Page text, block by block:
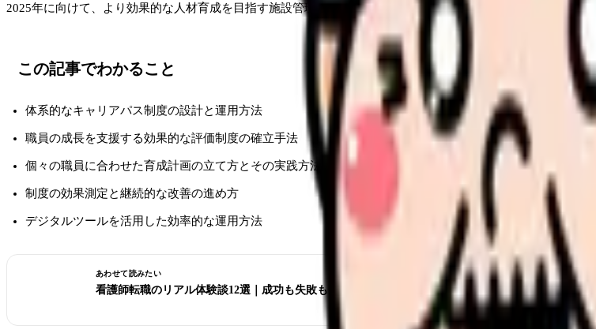
2025年に向けて、より効果的な人材育成を目指す施設管理者の方必見の内容です。
この記事でわかること
体系的なキャリアパス制度の設計と運用方法
職員の成長を支援する効果的な評価制度の確立手法
個々の職員に合わせた育成計画の立て方とその実践方法
制度の効果測定と継続的な改善の進め方
デジタルツールを活用した効率的な運用方法
あわせて読みたい
看護師転職のリアル体験談12選｜成功も失敗も全部見せます